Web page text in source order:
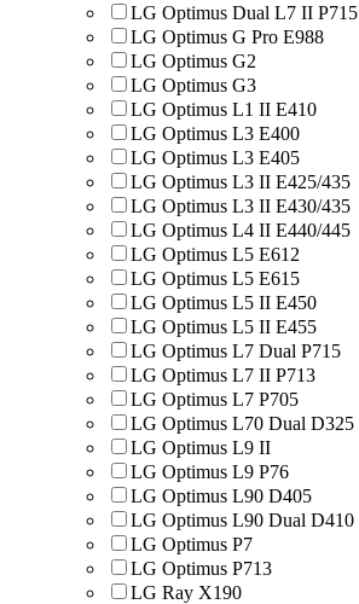
LG Optimus Dual L7 II P715
LG Optimus G Pro E988
LG Optimus G2
LG Optimus G3
LG Optimus L1 II E410
LG Optimus L3 E400
LG Optimus L3 E405
LG Optimus L3 II E425/435
LG Optimus L3 II E430/435
LG Optimus L4 II E440/445
LG Optimus L5 E612
LG Optimus L5 E615
LG Optimus L5 II E450
LG Optimus L5 II E455
LG Optimus L7 Dual P715
LG Optimus L7 II P713
LG Optimus L7 P705
LG Optimus L70 Dual D325
LG Optimus L9 II
LG Optimus L9 P76
LG Optimus L90 D405
LG Optimus L90 Dual D410
LG Optimus P7
LG Optimus P713
LG Ray X190